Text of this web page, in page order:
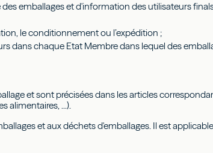
emballages et d'information des utilisateurs
le conditionnement ou l’expédition ;
dans chaque Etat Membre dans lequel des
et sont précisées dans les articles
alimentaires, ...).
et aux déchets d'emballages. Il est